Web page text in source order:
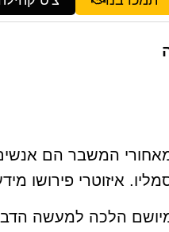
המשבר הם
איזוטרי פירושו
הלכה למעשה הדבר